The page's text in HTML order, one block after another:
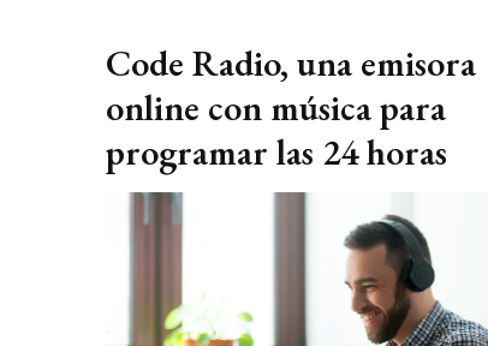
Code Radio, una emisora
online con música para
programar las 24 horas